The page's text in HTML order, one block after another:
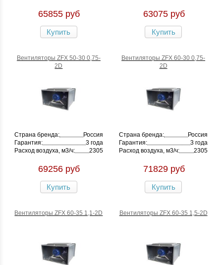
65855 руб
Купить
63075 руб
Купить
Вентиляторы ZFX 50-30 0,75-
2D
Страна бренда:
Россия
Гарантия:
3 года
Расход воздуха, м3/ч:
2305
69256 руб
Купить
Вентиляторы ZFX 60-30 0,75-
2D
Страна бренда:
Россия
Гарантия:
3 года
Расход воздуха, м3/ч:
2305
71829 руб
Купить
Вентиляторы ZFX 60-35 1,1-2D Вентиляторы ZFX 60-35 1,5-2D